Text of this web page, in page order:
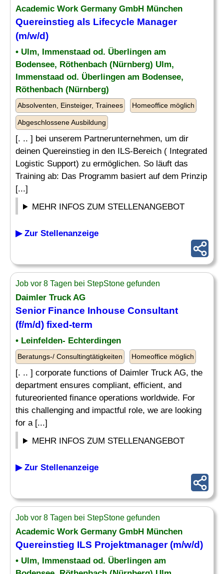
Academic Work Germany GmbH München
Quereinstieg als Lifecycle Manager
(m/w/d)
• Ulm, Immenstaad od. Überlingen am
Bodensee, Röthenbach (Nürnberg) Ulm,
Immenstaad od. Überlingen am Bodensee,
Röthenbach (Nürnberg)
Absolventen, Einsteiger, Trainees Homeoffice möglich
Abgeschlossene Ausbildung
[. .. ] bei unserem Partnerunternehmen, um dir
deinen Quereinstieg in den ILS-Bereich ( Integrated
Logistic Support) zu ermöglichen. So läuft das
Training ab: Das Programm basiert auf dem Prinzip
[...]
MEHR INFOS ZUM STELLENANGEBOT
▶ Zur Stellenanzeige
Job vor 8 Tagen bei StepStone gefunden
Daimler Truck AG
Senior Finance Inhouse Consultant
(f/m/d) fixed-term
• Leinfelden- Echterdingen
Beratungs-/ Consultingtätigkeiten Homeoffice möglich
[. .. ] corporate functions of Daimler Truck AG, the
department ensures compliant, efficient, and
futureoriented finance operations worldwide. For
this challenging and impactful role, we are looking
for a [...]
MEHR INFOS ZUM STELLENANGEBOT
▶ Zur Stellenanzeige
Job vor 8 Tagen bei StepStone gefunden
Academic Work Germany GmbH München
Quereinstieg ILS Projektmanager (m/w/d)
• Ulm, Immenstaad od. Überlingen am